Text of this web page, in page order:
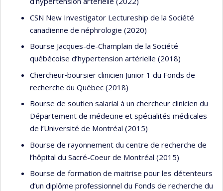
CSN New Investigator Lectureship de la Société
canadienne de néphrologie (2020)
Bourse Jacques-de-Champlain de la Société
québécoise d’hypertension artérielle (2018)
Chercheur‐boursier clinicien Junior 1 du Fonds de
recherche du Québec (2018)
Bourse de soutien salarial à un chercheur clinicien du
Département de médecine et spécialités médicales
de l’Université de Montréal (2015)
Bourse de rayonnement du centre de recherche de
l’hôpital du Sacré-Coeur de Montréal (2015)
Bourse de formation de maitrise pour les détenteurs
d’un diplôme professionnel du Fonds de recherche du